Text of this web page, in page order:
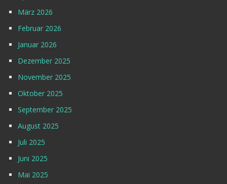
März 2026
Februar 2026
Januar 2026
Dezember 2025
November 2025
Oktober 2025
September 2025
August 2025
Juli 2025
Juni 2025
Mai 2025